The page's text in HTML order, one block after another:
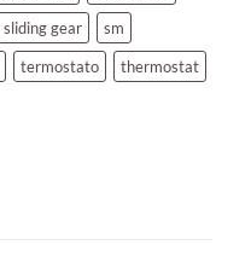
sliding gear
sm
termostato
thermostat